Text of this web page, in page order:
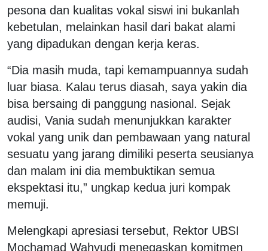
pesona dan kualitas vokal siswi ini bukanlah
kebetulan, melainkan hasil dari bakat alami
yang dipadukan dengan kerja keras.
“Dia masih muda, tapi kemampuannya sudah
luar biasa. Kalau terus diasah, saya yakin dia
bisa bersaing di panggung nasional. Sejak
audisi, Vania sudah menunjukkan karakter
vokal yang unik dan pembawaan yang natural
sesuatu yang jarang dimiliki peserta seusianya
dan malam ini dia membuktikan semua
ekspektasi itu,” ungkap kedua juri kompak
memuji.
Melengkapi apresiasi tersebut, Rektor UBSI
Mochamad Wahyudi menegaskan komitmen